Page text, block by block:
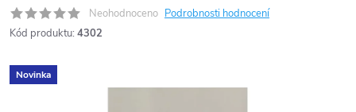
Neohodnoceno Podrobnosti hodnocení
Kód produktu: 4302
Novinka